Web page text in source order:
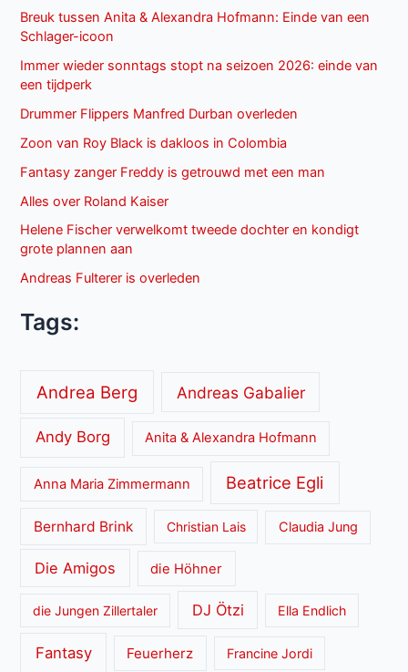
Breuk tussen Anita & Alexandra Hofmann: Einde van een
Schlager-icoon
Immer wieder sonntags stopt na seizoen 2026: einde van
een tijdperk
Drummer Flippers Manfred Durban overleden
Zoon van Roy Black is dakloos in Colombia
Fantasy zanger Freddy is getrouwd met een man
Alles over Roland Kaiser
Helene Fischer verwelkomt tweede dochter en kondigt
grote plannen aan
Andreas Fulterer is overleden
Tags:
Andrea Berg Andreas Gabalier
Andy Borg Anita & Alexandra Hofmann
Anna Maria Zimmermann Beatrice Egli
Bernhard Brink Christian Lais Claudia Jung
Die Amigos die Höhner
die Jungen Zillertaler DJ Ötzi Ella Endlich
Fantasy Feuerherz Francine Jordi